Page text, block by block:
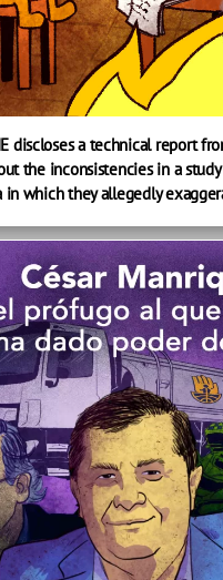
discloses a technical report
the inconsistencies in a
in which they allegedly